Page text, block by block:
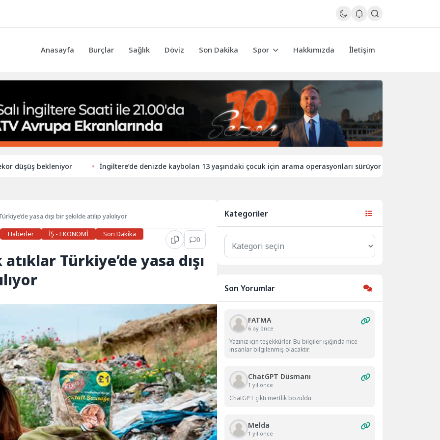
Anasayfa Burçlar Sağlık Döviz Son Dakika Spor Hakkımızda İletişim
bekleniyor İngiltere’de denizde kaybolan 13 yaşındaki çocuk için arama operasyonları sürüyor
yasa dışı bir şekilde atılıp yakılıyor
Haberler İŞ - EKONOMİ
Son Dakika
0
Türkiye’de yasa dışı
Kategoriler
Kategoriler
Son Yorumlar
FATMA
6 ay önce
Yazınız için teşekkürler. Bu bilgiler ışığında nice
insanlar bilgilenmiş olacaktır.
ChatGPT Düsmanı
1 yıl önce
ChatGPT çıktı mertlik bozuldu
Melda
1 yıl önce